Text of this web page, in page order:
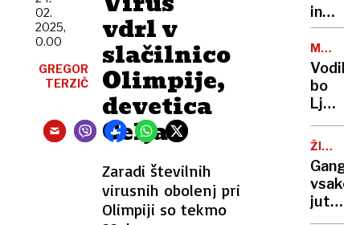
vdrl v
slačilnico
Olimpije,
devetica
Celja
Zaradi številnih
virusnih obolenj pri
Olimpiji so tekmo
02.
2025,
0.00
GREGOR
TERZIČ
in
MESTNI
bo
imela
prva
VRT
Ganga
vsako
jutro
igra